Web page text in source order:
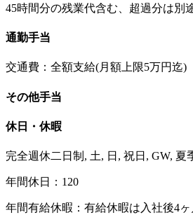
45時間分の残業代含む、超過分は別
通勤手当
交通費：全額支給(月額上限5万円迄)
その他手当
休日・休暇
完全週休二日制, 土, 日, 祝日, GW, 夏
年間休日：120
年間有給休暇：有給休暇は入社後4